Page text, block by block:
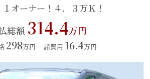
１オーナー！４．３万Ｋ！
総額 314.4万円
298万円 諸費用 16.4万円